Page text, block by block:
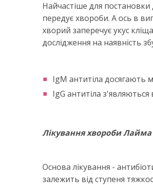
Найчастіше для постановки
передує хвороби. А ось в
хворий заперечує укус
дослідження на наявність
IgM антитіла досягають
IgG антитіла з'являються
Лікування хвороби Лайма
Основа лікування -
залежить від ступеня